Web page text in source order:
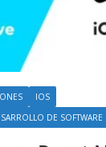
IOS
DE SOFTWARE